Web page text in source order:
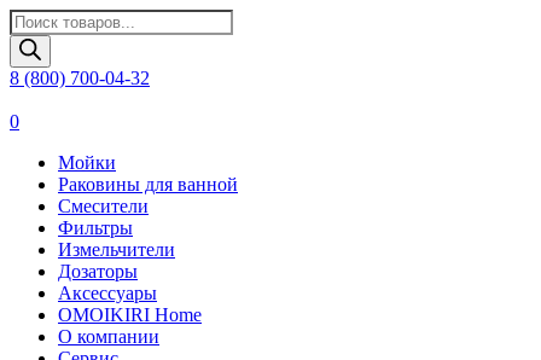
Поиск
товаров
8 (800) 700-04-32
0
Мойки
Раковины для ванной
Смесители
Фильтры
Измельчители
Дозаторы
Аксессуары
OMOIKIRI Home
О компании